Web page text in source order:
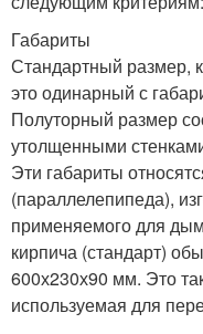
Габариты
Стандартный размер,
это одинарный с
Полуторный размер
утолщенными
Эти габариты
(параллелепипеда),
применяемого для
кирпича (стандарт)
600х230х90 мм. Это
используемая для